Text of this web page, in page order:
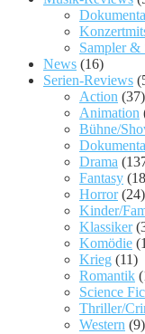
Sampler &
News (16)
Serien-Reviews
Action (37)
Animation
Bühne/
Drama
Fantasy
Horror(24)
Kinder/
Klassiker
Komödie
Krieg (11)
Romantik
Science
Thriller/
Western (9)